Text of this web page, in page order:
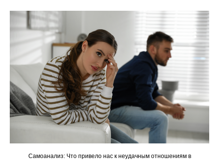
Самоанализ: Что привело нас к неудачным отношениям в